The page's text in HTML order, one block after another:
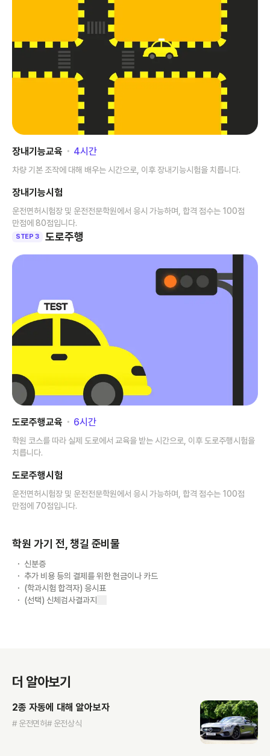
장내기능교육 ･ 4시간
차량 기본 조작에 대해 배우는 시간으로, 이후 장내기능시험을 치릅니다.
장내기능시험
운전면허시험장 및 운전전문학원에서 응시 가능하며, 합격 점수는 100점
만점에 80점입니다.
STEP 3 도로주행
도로주행교육 ･ 6시간
학원 코스를 따라 실제 도로에서 교육을 받는 시간으로, 이후 도로주행시험을
치릅니다.
도로주행시험
운전면허시험장 및 운전전문학원에서 응시 가능하며, 합격 점수는 100점
만점에 70점입니다.
학원 가기 전, 챙길 준비물
신분증
추가 비용 등의 결제를 위한 현금이나 카드
(학과시험 합격자) 응시표
(선택) 신체검사결과지
더 알아보기
2종 자동에 대해 알아보자
# 운전면허# 운전상식